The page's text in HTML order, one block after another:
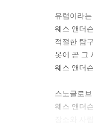
유럽이라
웨스 앤더
적절한 탐
옷이 곧 그
웨스 앤더
스노글로
웨스 앤더